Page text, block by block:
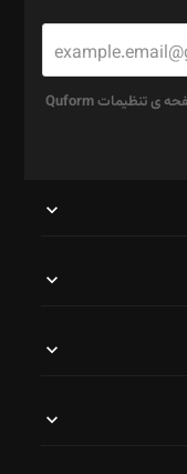
برای استفاده از ریکپچا بایستی کلید API را در صفحه ی تنظیمات Quform